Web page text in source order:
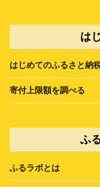
は
はじめてのふるさと納
寄付上限額を調べる
ふ
ふるラボとは